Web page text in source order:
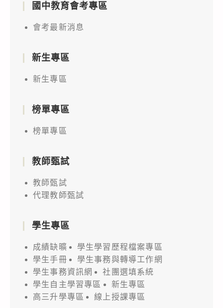
國中教育會考專區
會考最新消息
新生專區
新生專區
榜單專區
榜單專區
教師甄試
教師甄試
代理教師甄試
學生專區
成績缺曠
學生學習歷程檔案專區
學生手冊
學生事務與轉導工作網
學生事務資訊網
社團選填系統
學生自主學習專區
新生專區
高三升學專區
線上授課專區